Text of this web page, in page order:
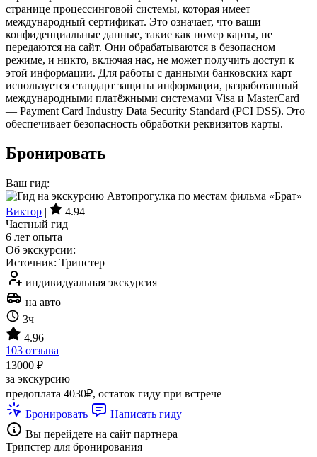
странице процессинговой системы, которая имеет
международный сертификат. Это означает, что ваши
конфиденциальные данные, такие как номер карты, не
передаются на сайт. Они обрабатываются в безопасном
режиме, и никто, включая нас, не может получить доступ к
этой информации. Для работы с данными банковских карт
используется стандарт защиты информации, разработанный
международными платёжными системами Visa и MasterCard
— Payment Card Industry Data Security Standard (PCI DSS). Это
обеспечивает безопасность обработки реквизитов карты.
Бронировать
Ваш гид:
Виктор |
4.94
Частный гид
6 лет опыта
Об экскурсии:
Источник: Трипстер
индивидуальная экскурсия
на авто
3ч
4.96
103 отзыва
13000 ₽
за экскурсию
предоплата 4030₽, остаток гиду при встрече
Бронировать
Написать гиду
Вы перейдете на сайт партнера
Трипстер для бронирования